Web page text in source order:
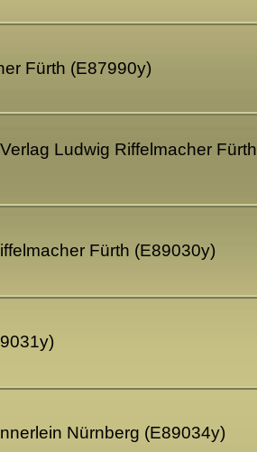
Fürth (E87990y)
Ludwig Riffelmacher Fürth
Fürth (E89030y)
Nürnberg (E89034y)